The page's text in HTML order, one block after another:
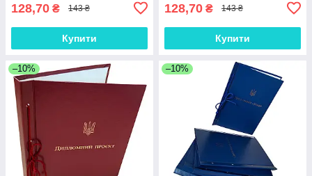
128,70 ₴ 143 ₴
Купити
128,70 ₴ 143 ₴
Купити
–10% –10%